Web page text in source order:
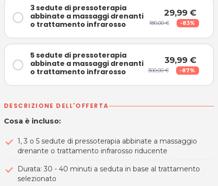
3 sedute di pressoterapia
abbinate a massaggi drenanti
o trattamento infrarosso
29,99 €
180,00 € -83%
5 sedute di pressoterapia
abbinate a massaggi drenanti
o trattamento infrarosso
39,99 €
300,00 € -87%
DESCRIZIONE DELL'OFFERTA
Cosa è incluso:
1, 3 o 5 sedute di pressoterapia abbinate a massaggio
drenante o trattamento infrarosso riducente
Durata: 30 - 40 minuti a seduta in base al trattamento
selezionato